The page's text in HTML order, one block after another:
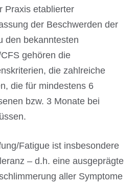
Praxis etablierter
der Beschwerden der
den bekanntesten
gehören die
die zahlreiche
die für mindestens 6
bzw. 3 Monate bei
Fatigue ist insbesondere
– d.h. eine ausgeprägte
aller Symptome